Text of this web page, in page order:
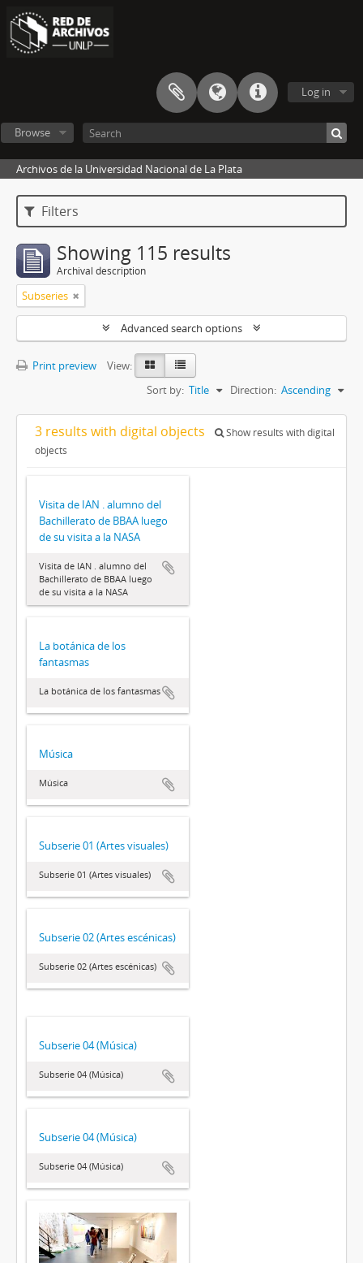
Log in
Browse
Archivos de la Universidad Nacional de La Plata
Filters
Showing 115 results
Archival description
Subseries
Advanced search options
Print preview
View:
Sort by: Title Direction: Ascending
3 results with digital objects
Show results with digital
objects
Visita de IAN . alumno del
Bachillerato de BBAA luego
de su visita a la NASA
Visita de IAN . alumno del
Bachillerato de BBAA luego
de su visita a la NASA
La botánica de los
fantasmas
La botánica de los fantasmas
Música
Música
Subserie 01 (Artes visuales)
Subserie 01 (Artes visuales)
Subserie 02 (Artes escénicas)
Subserie 02 (Artes escénicas)
Subserie 04 (Música)
Subserie 04 (Música)
Subserie 04 (Música)
Subserie 04 (Música)